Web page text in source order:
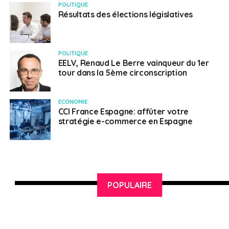
consulat très rapidement. Cela est fait en quelques
jours. C’est donc purement une question d’amélioration
des « process »internes à l’administration publique, une
question de volonté politique. C’est ce que Roland
Lescure et moi poussons, avec beaucoup de force,
depuis quelques mois voire des années.
FAE :Roland Lescure, est-ce le Ministère de l’Intérieur
qui bloque ?
R.L. :D’abord, il y a eu un certain nombre de progrès.
Dans certaines circonscriptions, comme la mienne, il n’y
l’avoir. In fine, on pourrait très bien avoir les mêmes
POLITIQUE
Résultats des élections législatives
POLITIQUE
EELV, Renaud Le Berre vainqueur du 1er
tour dans la 5ème circonscription
ECONOMIE
CCI France Espagne: affûter votre
stratégie e-commerce en Espagne
POPULAIRE